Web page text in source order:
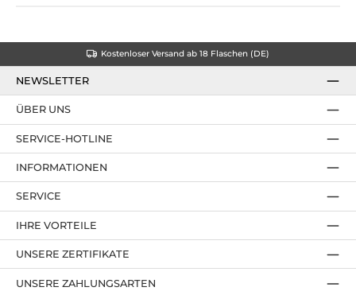
Kostenloser Versand ab 18 Flaschen (DE)
NEWSLETTER
SERVICE-HOTLINE
IHRE VORTEILE
UNSERE ZAHLUNGSARTEN
ÜBER UNS
UNSERE ZERTIFIKATE
INFORMATIONEN
SERVICE